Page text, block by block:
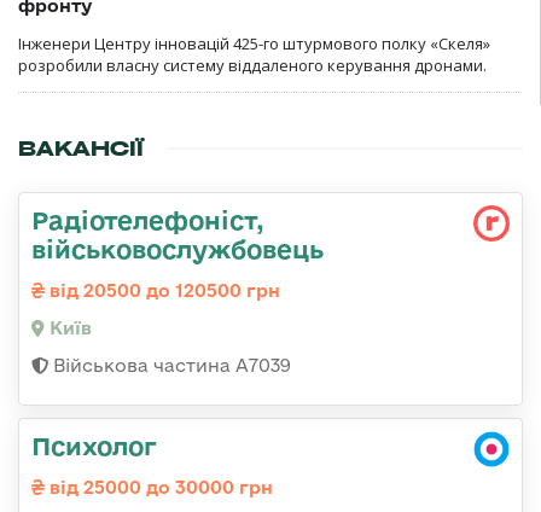
фронту
Інженери Центру інновацій 425-го штурмового полку «Скеля»
розробили власну систему віддаленого керування дронами.
ВАКАНСІЇ
Радіотелефоніст,
військовослужбовець
від 20500 до 120500 грн
Київ
Військова частина А7039
Психолог
від 25000 до 30000 грн